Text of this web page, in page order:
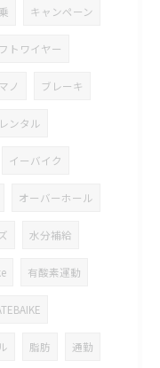
キャンペーン
トワイヤー
ノ ブレーキ
レンタル
イーバイク
オーバーホール
水分補給
有酸素運動
脂肪 通勤